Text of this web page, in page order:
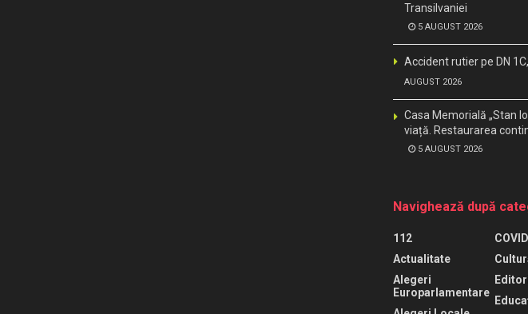
Transilvaniei
5 AUGUST 2026
Accident rutier pe DN
AUGUST 2026
Casa Memorială „Stan
viață. Restaurarea
5 AUGUST 2026
Navighează după
112
Actualitate
Alegeri
Europarlamentare